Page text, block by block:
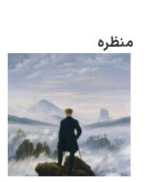
ادوارد مونک
منظره